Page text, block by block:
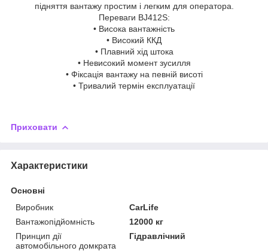
підняття вантажу простим і легким для оператора.
Переваги BJ412S:
• Висока вантажність
• Високий ККД
• Плавний хід штока
• Невисокий момент зусилля
• Фіксація вантажу на певній висоті
• Тривалий термін експлуатації
Приховати
Характеристики
Основні
Виробник
CarLife
Вантажопідйомність
12000 кг
Принцип дії
автомобільного домкрата
Гідравлічний